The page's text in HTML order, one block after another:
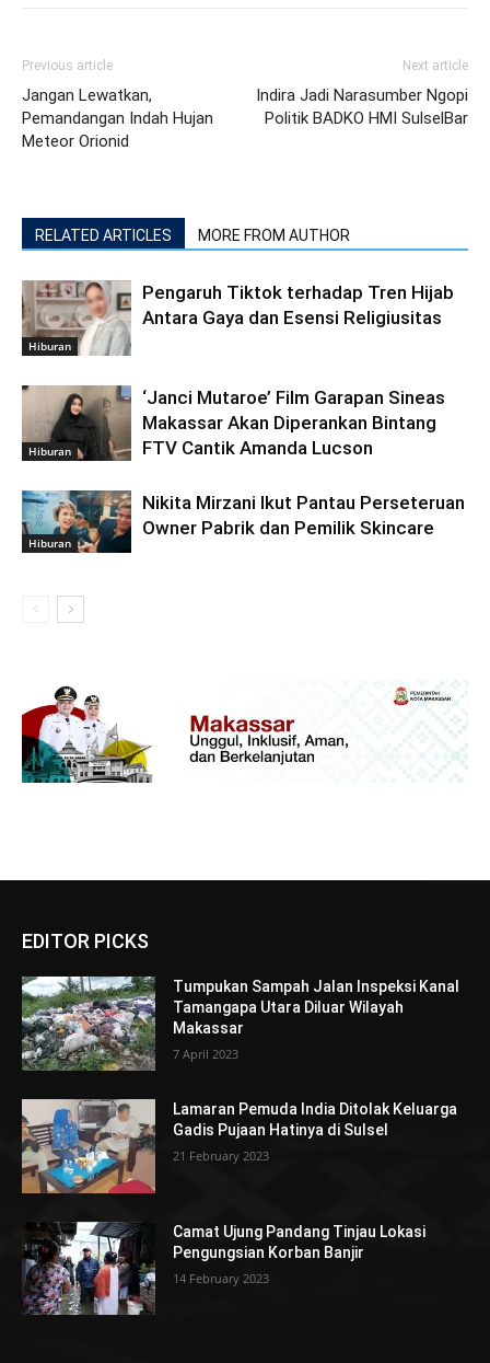
Previous article
Jangan Lewatkan,
Pemandangan Indah Hujan
Meteor Orionid
Next article
Indira Jadi Narasumber Ngopi
Politik BADKO HMI SulselBar
RELATED ARTICLES MORE FROM AUTHOR
Hiburan
Pengaruh Tiktok terhadap Tren Hijab
Antara Gaya dan Esensi Religiusitas
Hiburan
‘Janci Mutaroe’ Film Garapan Sineas
Makassar Akan Diperankan Bintang
FTV Cantik Amanda Lucson
Hiburan
Nikita Mirzani Ikut Pantau Perseteruan
Owner Pabrik dan Pemilik Skincare
EDITOR PICKS
Tumpukan Sampah Jalan Inspeksi Kanal
Tamangapa Utara Diluar Wilayah
Makassar
7 April 2023
Lamaran Pemuda India Ditolak Keluarga
Gadis Pujaan Hatinya di Sulsel
21 February 2023
Camat Ujung Pandang Tinjau Lokasi
Pengungsian Korban Banjir
14 February 2023